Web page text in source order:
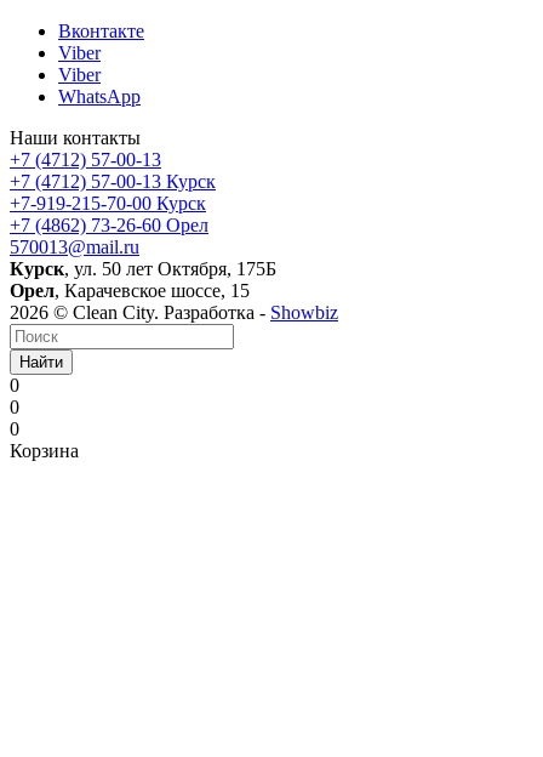
Вконтакте
Viber
Viber
WhatsApp
Наши контакты
+7 (4712) 57-00-13
+7 (4712) 57-00-13 Курск
+7-919-215-70-00 Курск
+7 (4862) 73-26-60 Орел
570013@mail.ru
Курск, ул. 50 лет Октября, 175Б
Орел, Карачевское шоссе, 15
2026 © Clean City. Разработка - Showbiz
Найти
0
0
0
Корзина